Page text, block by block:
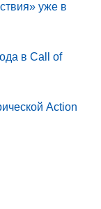
уже в
в Call of
Action